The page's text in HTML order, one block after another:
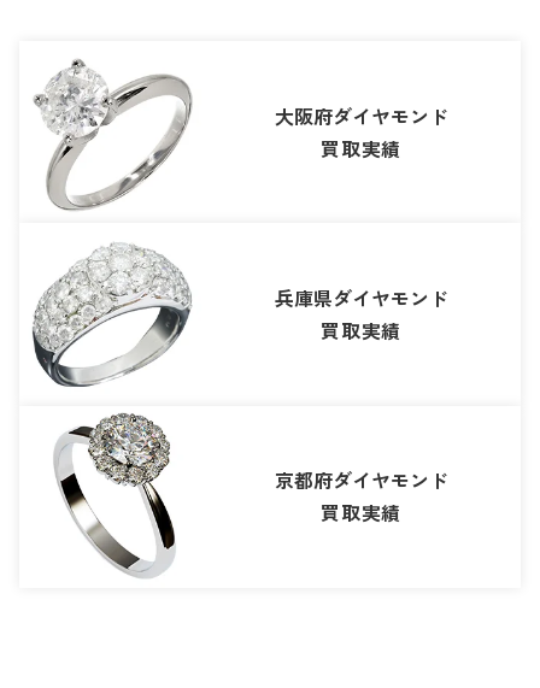
大阪府ダイヤモンド
買取実績
兵庫県ダイヤモンド
買取実績
京都府ダイヤモンド
買取実績